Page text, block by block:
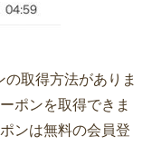
取得方法がありま
ポンを取得できま
ンは無料の会員登